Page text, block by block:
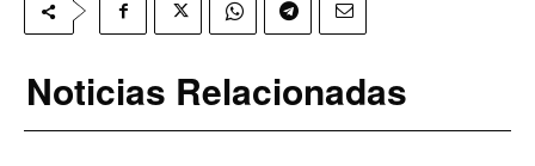
Noticias Relacionadas